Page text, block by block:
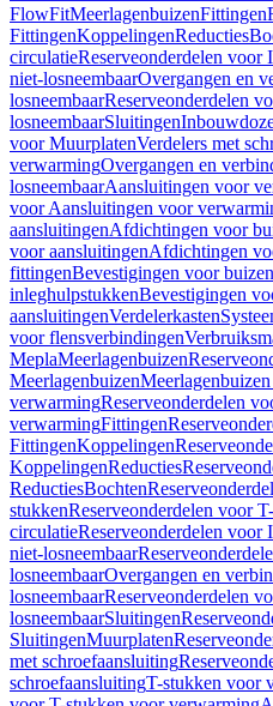
FlowFitMeerlagenbuizenFittingen
FittingenKoppelingenReducties
circulatieReserveonderdelen voor
niet-losneembaarOvergangen en
losneembaarReserveonderdelen
losneembaarSluitingen
voor MuurplatenVerdelers met
verwarmingOvergangen en
losneembaarAansluitingen voor
voor Aansluitingen voor
aansluitingenAfdichtingen voor
voor aansluitingenAfdichtingen
fittingenBevestigingen voor buizen
inleghulpstukkenBevestigingen
aansluitingenVerdelerkasten
voor flensverbindingen
MeplaMeerlagenbuizen
Meerlagenbuizen
verwarmingReserveonderdelen
verwarmingFittingen
FittingenKoppelingen
KoppelingenReducties
ReductiesBochten
stukkenReserveonderdelen voor
circulatieReserveonderdelen voor
niet-losneembaar
losneembaarOvergangen en
losneembaarReserveonderdelen
losneembaarSluitingen
SluitingenMuurplaten
met schroefaansluiting
schroefaansluitingT-stukken voor